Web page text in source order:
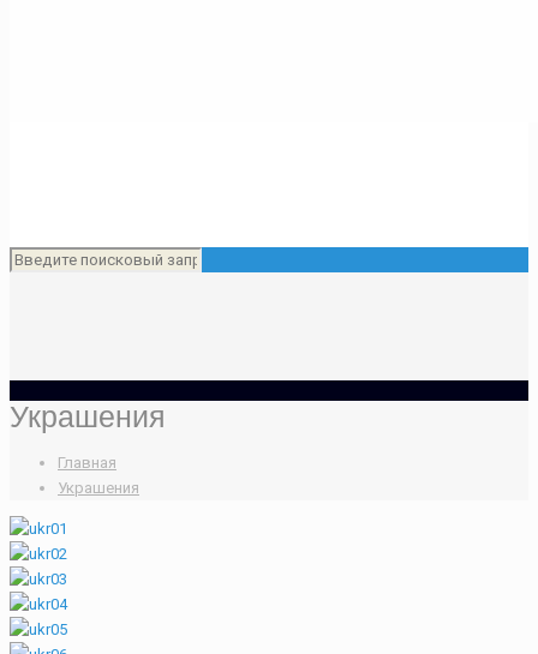
Украшения
Главная
Украшения